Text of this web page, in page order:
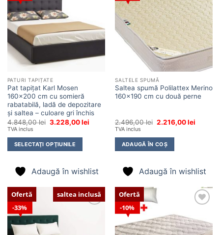
PATURI TAPIȚATE
Pat tapițat Karl Mosen
160×200 cm cu somieră
rabatabilă, ladă de depozitare
și saltea – culoare gri închis
4.848,00lei Prețul
fost:
4.848,00 lei.
3.228,00leiPrețul
3.228,00 lei.
TVA inclus
SELECTAŢI OPŢIUNILE
Adaugă în wishlist
în
wishlist
SALTELE SPUMĂ
Saltea spumă Polilattex Merino
160×190 cm cu două perne
2.496,00lei Prețul
fost:
2.496,00 lei.
2.216,00leiPrețul
TVA inclus
ADAUGĂ ÎN COȘ
Adaugă în wishlist
33%
saltea inclusă
Ofertă
10%
Ofertă
în
wishlist